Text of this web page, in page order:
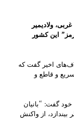
ولادیمیر
این کشور
اخیر گفت که
و قاطع و
بخشی از نطق ۹۰ دقیقه‌ای خود گفت: “بانیان
بیندازد، از واکنش